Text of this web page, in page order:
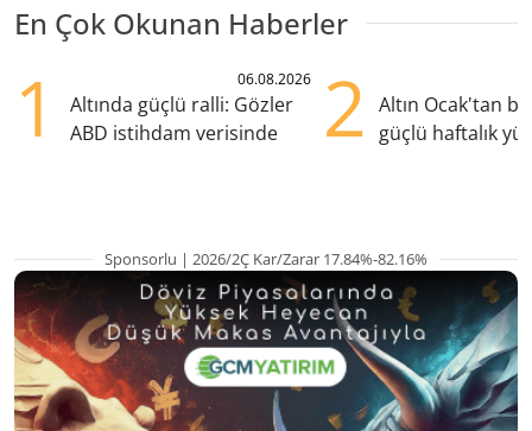
En Çok Okunan Haberler
1 06.08.2026
Altında güçlü ralli: Gözler
ABD istihdam verisinde
2
Altın Ocak'tan
güçlü haftalık
Sponsorlu | 2026/2Ç Kar/Zarar 17.84%-82.16%